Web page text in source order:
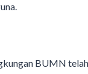
BUMN